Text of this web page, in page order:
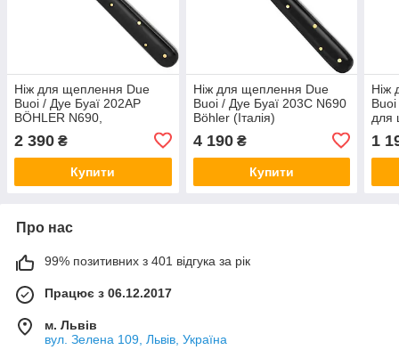
Ніж для щеплення Due
Buoi / Дуе Буаї 202AP
BÖHLER N690,
нержавіюча сталь (Італія)
2 390 ₴
Купити
Ніж для щеплення Due
Buoi / Дуе Буаї 203С N690
Böhler (Італія)
4 190₴
Купити
Ніж
для
1
Про нас
99% позитивних з 401 відгука за рік
Працює з 06.12.2017
м. Львів
вул. Зелена 109, Львів, Україна